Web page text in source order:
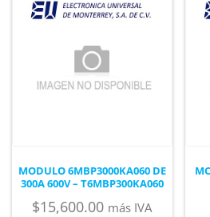
MODULO 6MBP3000KA060 DE
300A 600V – T6MBP300KA060
$15,600.00 más IVA